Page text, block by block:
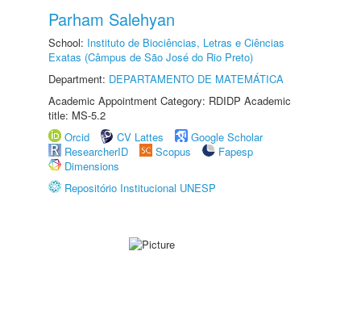
Parham Salehyan
School: Instituto de Biociências, Letras e Ciências
Exatas (Câmpus de São José do Rio Preto)
Department: DEPARTAMENTO DE MATEMÁTICA
Academic Appointment Category: RDIDP Academic
title: MS-5.2
Orcid
CV Lattes
Google Scholar
ResearcherID
Scopus
Fapesp
Dimensions
Repositório Institucional UNESP